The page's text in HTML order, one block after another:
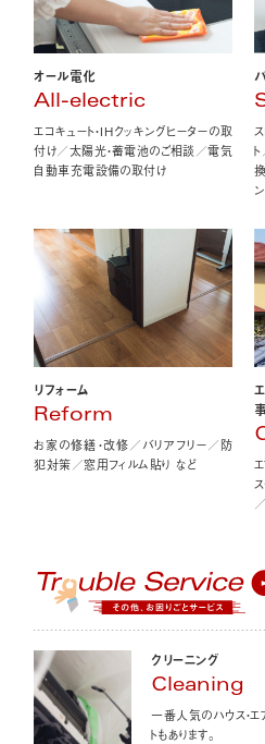
オール電化
All-electric
エコキュート・IHクッキングヒーターの取
付け／太陽光・蓄電池のご相談／電気
自動車充電設備の取付け
リフォーム
Reform
お家の修繕・改修／バリアフリー／防
犯対策／窓用フィルム貼り など
事
クリーニング
Cleaning
一番人気のハウス・エ
トもあります。